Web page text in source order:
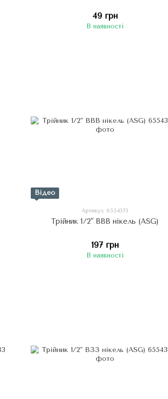
49 грн
В наявності
Відео
Артикул: 6554373
Трійник 1/2" ВВВ нікель (ASG)
197 грн
В наявності